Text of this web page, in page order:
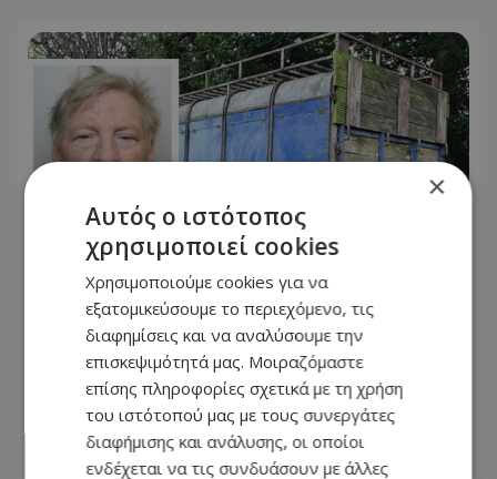
Φρίκη στη Βρετανία: Πρώην χασάπης
τεμάχισε 55χρονο εργαζόμενό του και
τον έβαλε σε βαρέλι με τσιμέντο
επειδή νόμιζε ότι τον έκλεβε
06.08.2026 - 23:19
×
Αυτός ο ιστότοπος
χρησιμοποιεί cookies
Χρησιμοποιούμε cookies για να
εξατομικεύσουμε το περιεχόμενο, τις
διαφημίσεις και να αναλύσουμε την
επισκεψιμότητά μας. Μοιραζόμαστε
επίσης πληροφορίες σχετικά με τη χρήση
του ιστότοπού μας με τους συνεργάτες
διαφήμισης και ανάλυσης, οι οποίοι
ενδέχεται να τις συνδυάσουν με άλλες